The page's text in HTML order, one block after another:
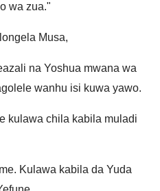
wa zua."
Musa,
na Yoshua mwana wa
wanhu isi kuwa yawo.
kulawa chila kabila muladi
Kulawa kabila da Yuda